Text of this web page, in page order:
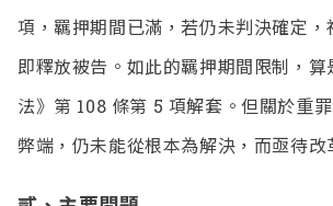
項，羈押期間已滿，若仍未判決確定，
即釋放被告。如此的羈押期間限制，
法》第 108 條第 5 項解套。但關於重
弊端，仍未能從根本為解決，而亟待改